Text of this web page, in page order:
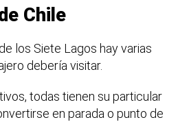
Chile
los Siete Lagos hay varias
debería visitar.
todas tienen su particular
en parada o punto de